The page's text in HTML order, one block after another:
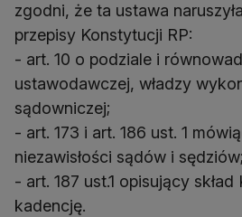
zgodni, że ta ustawa
przepisy Konstytucji RP:
- art. 10 o podziale i
ustawodawczej, władzy
sądowniczej;
- art. 173 i art. 186 ust. 1
niezawisłości sądów i sędziów;
- art. 187 ust.1 opisujący
kadencję.